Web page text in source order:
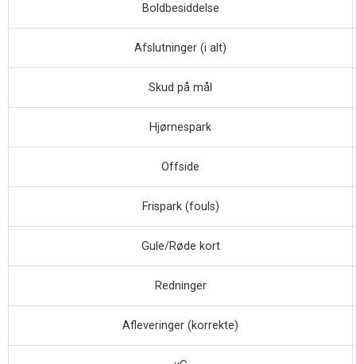
Boldbesiddelse
Afslutninger (i alt)
Skud på mål
Hjørnespark
Offside
Frispark (fouls)
Gule/Røde kort
Redninger
Afleveringer (korrekte)